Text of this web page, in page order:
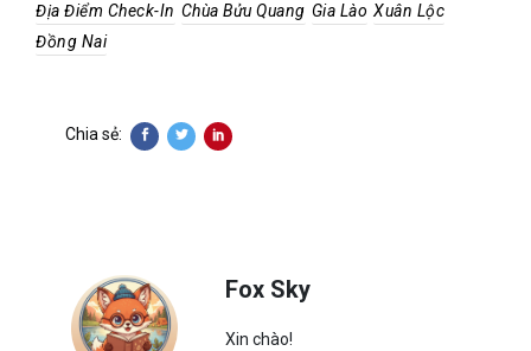
Địa Điểm Check-In Chùa Bửu Quang Gia Lào Xuân Lộc
Đồng Nai
Chia sẻ:
Fox Sky
Xin chào!